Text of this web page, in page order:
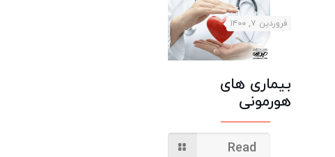
فروردین ۷, ۱۴۰۰
بیماری های
هورمونی
Read